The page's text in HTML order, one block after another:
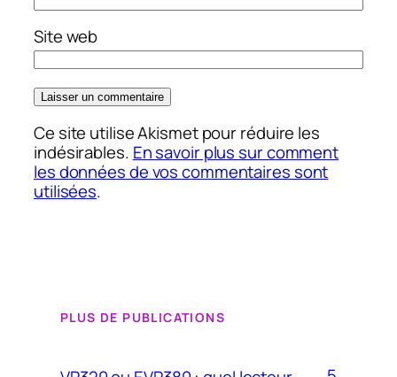
Site web
Ce site utilise Akismet pour réduire les
indésirables. En savoir plus sur comment
les données de vos commentaires sont
utilisées.
PLUS DE PUBLICATIONS